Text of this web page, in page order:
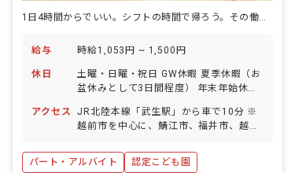
給与 時給1,053円 ~ 1,500円
休日
土曜・日曜・祝日 GW休暇 夏季休暇（お
盆休みとして3日間程度） 年末年始休暇
半日～取得可能/5日以上の連休も相談
OK) 産前産後・育児休暇（取得率・復帰
休暇 ◆シフトの相談もしやすい職場で
アクセス
JR北陸本線「武生駅」から車で10分 ※
越前市を中心に、鯖江市、福井市、越前
らっしゃいます。 ◆マイカー・バイク・
自転車通勤OK（無料駐車場、駐輪スペー
パート・アルバイト
認定こども園